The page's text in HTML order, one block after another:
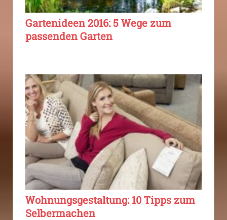
Gartenideen 2016: 5 Wege zum
passenden Garten
Wohnungsgestaltung: 10 Tipps zum
Selbermachen